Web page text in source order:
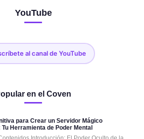
YouTube
al canal de YouTube
en el Coven
para Crear un Servidor Mágico
Tu Herramienta de Poder Mental